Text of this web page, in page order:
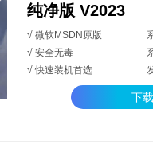
纯净版 V2023
√ 微软MSDN原版
√ 安全无毒
√ 快速装机首选
下载